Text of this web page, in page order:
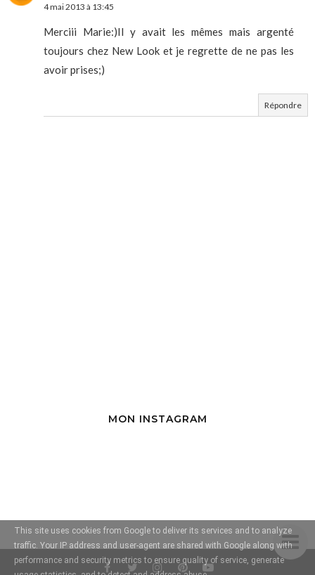
4 mai 2013 à 13:45
Merciii Marie:)Il y avait les mêmes mais argenté
toujours chez New Look et je regrette de ne pas les
avoir prises;)
Répondre
MON INSTAGRAM
This site uses cookies from Google to deliver its services and to analyze
traffic. Your IP address and user-agent are shared with Google along with
performance and security metrics to ensure quality of service, generate